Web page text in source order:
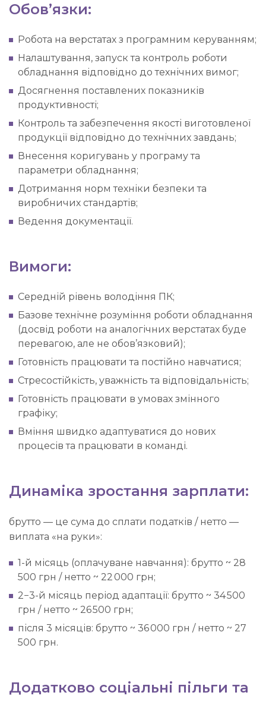
Обов’язки:
Робота на верстатах з програмним керуванням;
Налаштування, запуск та контроль роботи
обладнання відповідно до технічних вимог;
Досягнення поставлених показників
продуктивності;
Контроль та забезпечення якості виготовленої
продукції відповідно до технічних завдань;
Внесення коригувань у програму та
параметри обладнання;
Дотримання норм техніки безпеки та
виробничих стандартів;
Ведення документації.
Вимоги:
Середній рівень володіння ПК;
Базове технічне розуміння роботи обладнання
(досвід роботи на аналогічних верстатах буде
перевагою, але не обов’язковий);
Готовність працювати та постійно навчатися;
Стресостійкість, уважність та відповідальність;
Готовність працювати в умовах змінного
графіку;
Вміння швидко адаптуватися до нових
процесів та працювати в команді.
Динаміка зростання зарплати:
брутто — це сума до сплати податків / нетто —
виплата «на руки»:
1-й місяць (оплачуване навчання): брутто ~ 28
500 грн / нетто ~ 22 000 грн;
2−3-й місяць період адаптації: брутто ~ 34 500
грн / нетто ~ 26 500 грн;
після 3 місяців: брутто ~ 36 000 грн / нетто ~ 27
500 грн.
Додатково соціальні пільги та